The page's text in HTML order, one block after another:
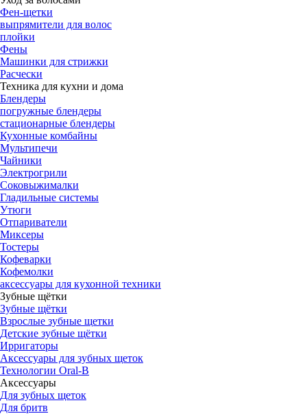
Фен-щетки
выпрямители для волос
плойки
Фены
Машинки для стрижки
Расчески
Техника для кухни и дома
Блендеры
погружные блендеры
стационарные блендеры
Кухонные комбайны
Мультипечи
Чайники
Электрогрили
Соковыжималки
Гладильные системы
Утюги
Отпариватели
Миксеры
Тостеры
Кофеварки
Кофемолки
аксессуары для кухонной техники
Зубные щётки
Зубные щётки
Взрослые зубные щетки
Детские зубные щётки
Ирригаторы
Аксессуары для зубных щеток
Технологии Oral-B
Аксессуары
Для зубных щеток
Для бритв